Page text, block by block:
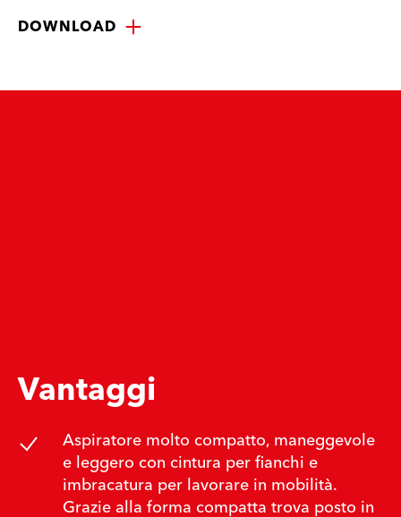
DOWNLOAD
Vantaggi
Aspiratore molto compatto, maneggevole
e leggero con cintura per fianchi e
imbracatura per lavorare in mobilità.
Grazie alla forma compatta trova posto in